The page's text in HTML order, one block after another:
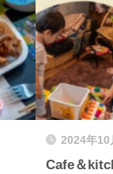
2024年10
Cafe＆